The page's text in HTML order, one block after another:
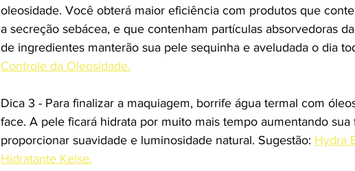
oleosidade. Você obterá maior eficiência com produtos que
a secreção sebácea, e que contenham partículas absorvedoras
de ingredientes manterão sua pele sequinha e aveludada o dia
Controle da Oleosidade.
Dica 3 - Para finalizar a maquiagem, borrife água termal com
face. A pele ficará hidrata por muito mais tempo aumentando sua
proporcionar suavidade e luminosidade natural. Sugestão: Hydra
Hidratante Kelse.